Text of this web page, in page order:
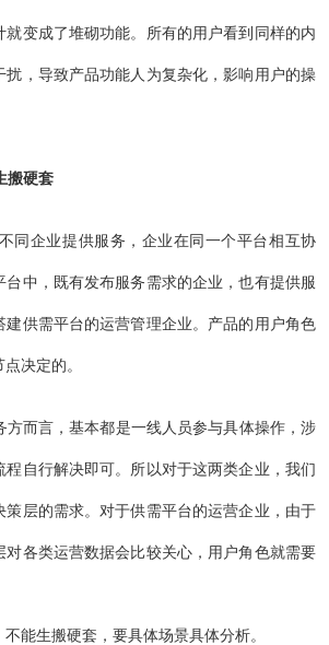
就变成了堆砌功能。所有的用户看到同样的内
扰，导致产品功能人为复杂化，影响用户的操
搬硬套
同企业提供服务，企业在同一个平台相互协
台中，既有发布服务需求的企业，也有提供服
建供需平台的运营管理企业。产品的用户角色
决定的。
方而言，基本都是一线人员参与具体操作，涉
程自行解决即可。所以对于这两类企业，我们
策层的需求。对于供需平台的运营企业，由于
对各类运营数据会比较关心，用户角色就需要
能生搬硬套，要具体场景具体分析。